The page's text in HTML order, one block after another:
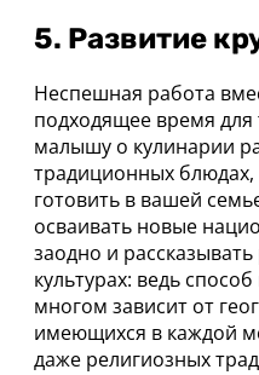
5. Развитие
Неспешная работа
подходящее время для
малышу о кулинарии
традиционных
готовить в вашей
осваивать новые
заодно и
культурах: ведь
многом зависит от
имеющихся в каждой
даже религиозных